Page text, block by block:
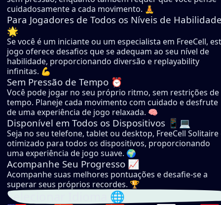
cuidadosamente a cada movimento. 🧘
Para Jogadores de Todos os Níveis de
🌟
Se você é um iniciante ou um especialista em FreeCell,
jogo oferece desafios que se adequam ao seu nível de
habilidade, proporcionando diversão e replayability
infinitas. 💪
Sem Pressão de Tempo ⏰
Você pode jogar no seu próprio ritmo, sem restrições de
tempo. Planeje cada movimento com cuidado e desfrute
de uma experiência de jogo relaxada. 🧠
Disponível em Todos os Dispositivos 📱💻
Seja no seu telefone, tablet ou desktop, FreeCell Solitaire
otimizado para todos os dispositivos, proporcionando
uma experiência de jogo suave. 🌍
Acompanhe Seu Progresso 📈
Acompanhe suas melhores pontuações e desafie-se a
superar seus próprios recordes. 🏆
Selecionar Idioma 🌐